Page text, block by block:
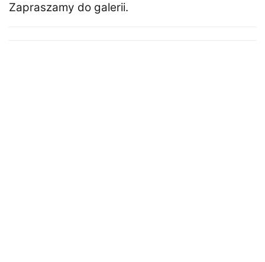
Zapraszamy do galerii.